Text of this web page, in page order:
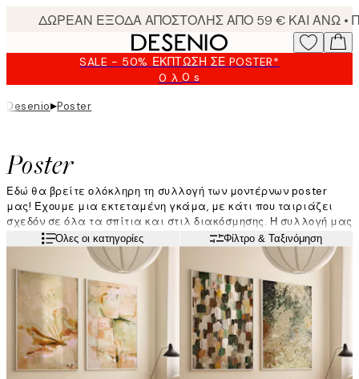
SALE - 50% ΈΚΠΤΩΣΗ ΣΕ POSTER*
0 λ.0 s
Ισχύει
Desenio▸Poster
Poster
Εδώ θα βρείτε ολόκληρη τη συλλογή των μοντέρνων poster
μας! Έχουμε μια εκτεταμένη γκάμα, με κάτι που ταιριάζει
σχεδόν σε όλα τα σπίτια και στιλ διακόσμησης. Η συλλογή μας
ανανεώνεται τακτικά με δημοφιλή poster και αποκλειστικά
σχέδια, έτσι ώστε οι πελάτες μας να είναι πάντα σε θέση να
βρουν κάτι που τους ταιριάζει απόλυτα. Κάντε στους τοίχους
σας ένα makeover με μοντέρνα poster από το Desenio!
Διαβάστε περισσότερα
Όλες οι κατηγορίες Φίλτρο & Ταξινόμηση